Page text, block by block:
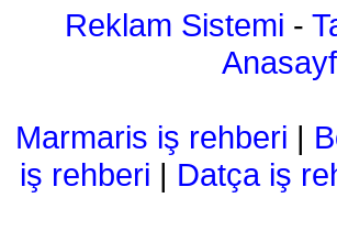
Reklam Sistemi -
Marmaris iş rehberi |
iş rehberi | Datça iş